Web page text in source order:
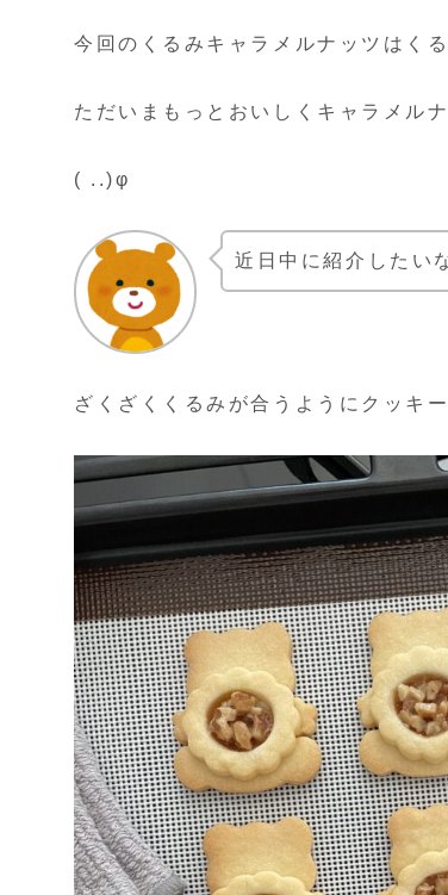
今回のくるみキャラメルナッツはく
ただいまもっとおいしくキャラメル
( ..)φ
近日中に紹介したい
ざくざくくるみが合うようにクッキ